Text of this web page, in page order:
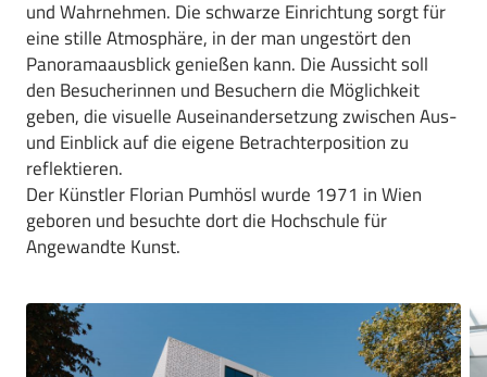
und Wahrnehmen. Die schwarze Einrichtung sorgt für
eine stille Atmosphäre, in der man ungestört den
Panoramaausblick genießen kann. Die Aussicht soll
den Besucherinnen und Besuchern die Möglichkeit
geben, die visuelle Auseinandersetzung zwischen Aus-
und Einblick auf die eigene Betrachterposition zu
reflektieren.
Der Künstler Florian Pumhösl wurde 1971 in Wien
geboren und besuchte dort die Hochschule für
Angewandte Kunst.